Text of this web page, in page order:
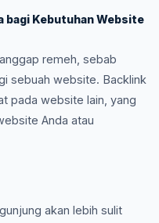
bagi Kebutuhan Website
remeh, sebab
sebuah website. Backlink
pada website lain, yang
Anda atau
akan lebih sulit